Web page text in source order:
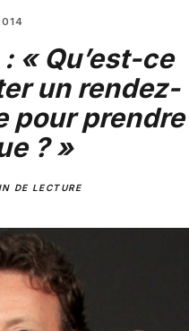
« Qu’est-ce
un rendez-
pour prendre
? »
DE LECTURE